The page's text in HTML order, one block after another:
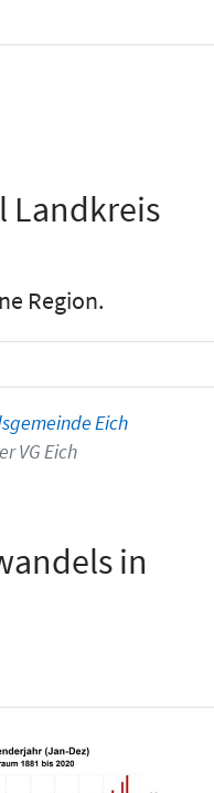
Landkreis
Region.
Eich
VG Eich
in